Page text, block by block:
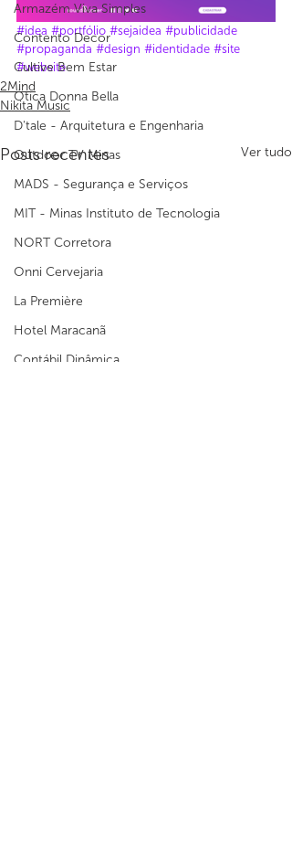
Armazém Viva Simples
Contento Decor
Cultive Bem Estar
Ótica Donna Bella
D'tale - Arquitetura e Engenharia
Outdoor TV Minas
MADS - Segurança e Serviços
MIT - Minas Instituto de Tecnologia
NORT Corretora
Onni Cervejaria
La Première
Hotel Maracanã
Contábil Dinâmica
#idea #portfólio #sejaidea #publicidade
#propaganda #design #identidade #site
#website
2Mind
Nikita Music
Posts recentes Ver tudo